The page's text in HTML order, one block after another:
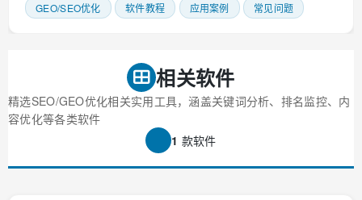
相关软件
精选SEO/GEO优化相关实用工具，涵盖关键词分析、排名监控、内
容优化等各类软件
1 款软件
GEO/SEO优化 软件教程 应用案例 常见问题